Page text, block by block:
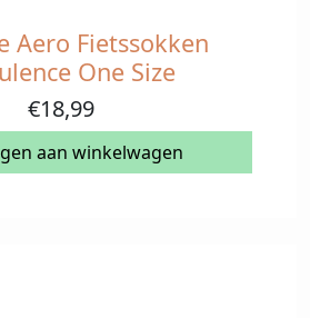
Aero Fietssokken
One Size
€18,99
aan winkelwagen